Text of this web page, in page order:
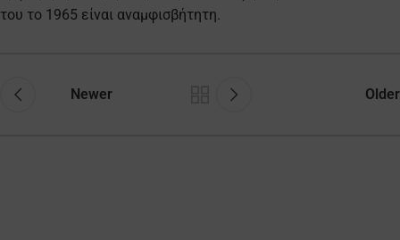
του το 1965 είναι αναμφισβήτητη.
Newer Older